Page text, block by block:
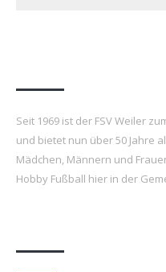
Seit 1969 ist der FSV Weiler
und bietet nun über 50 Jahre
Mädchen, Männern und
Hobby Fußball hier in der